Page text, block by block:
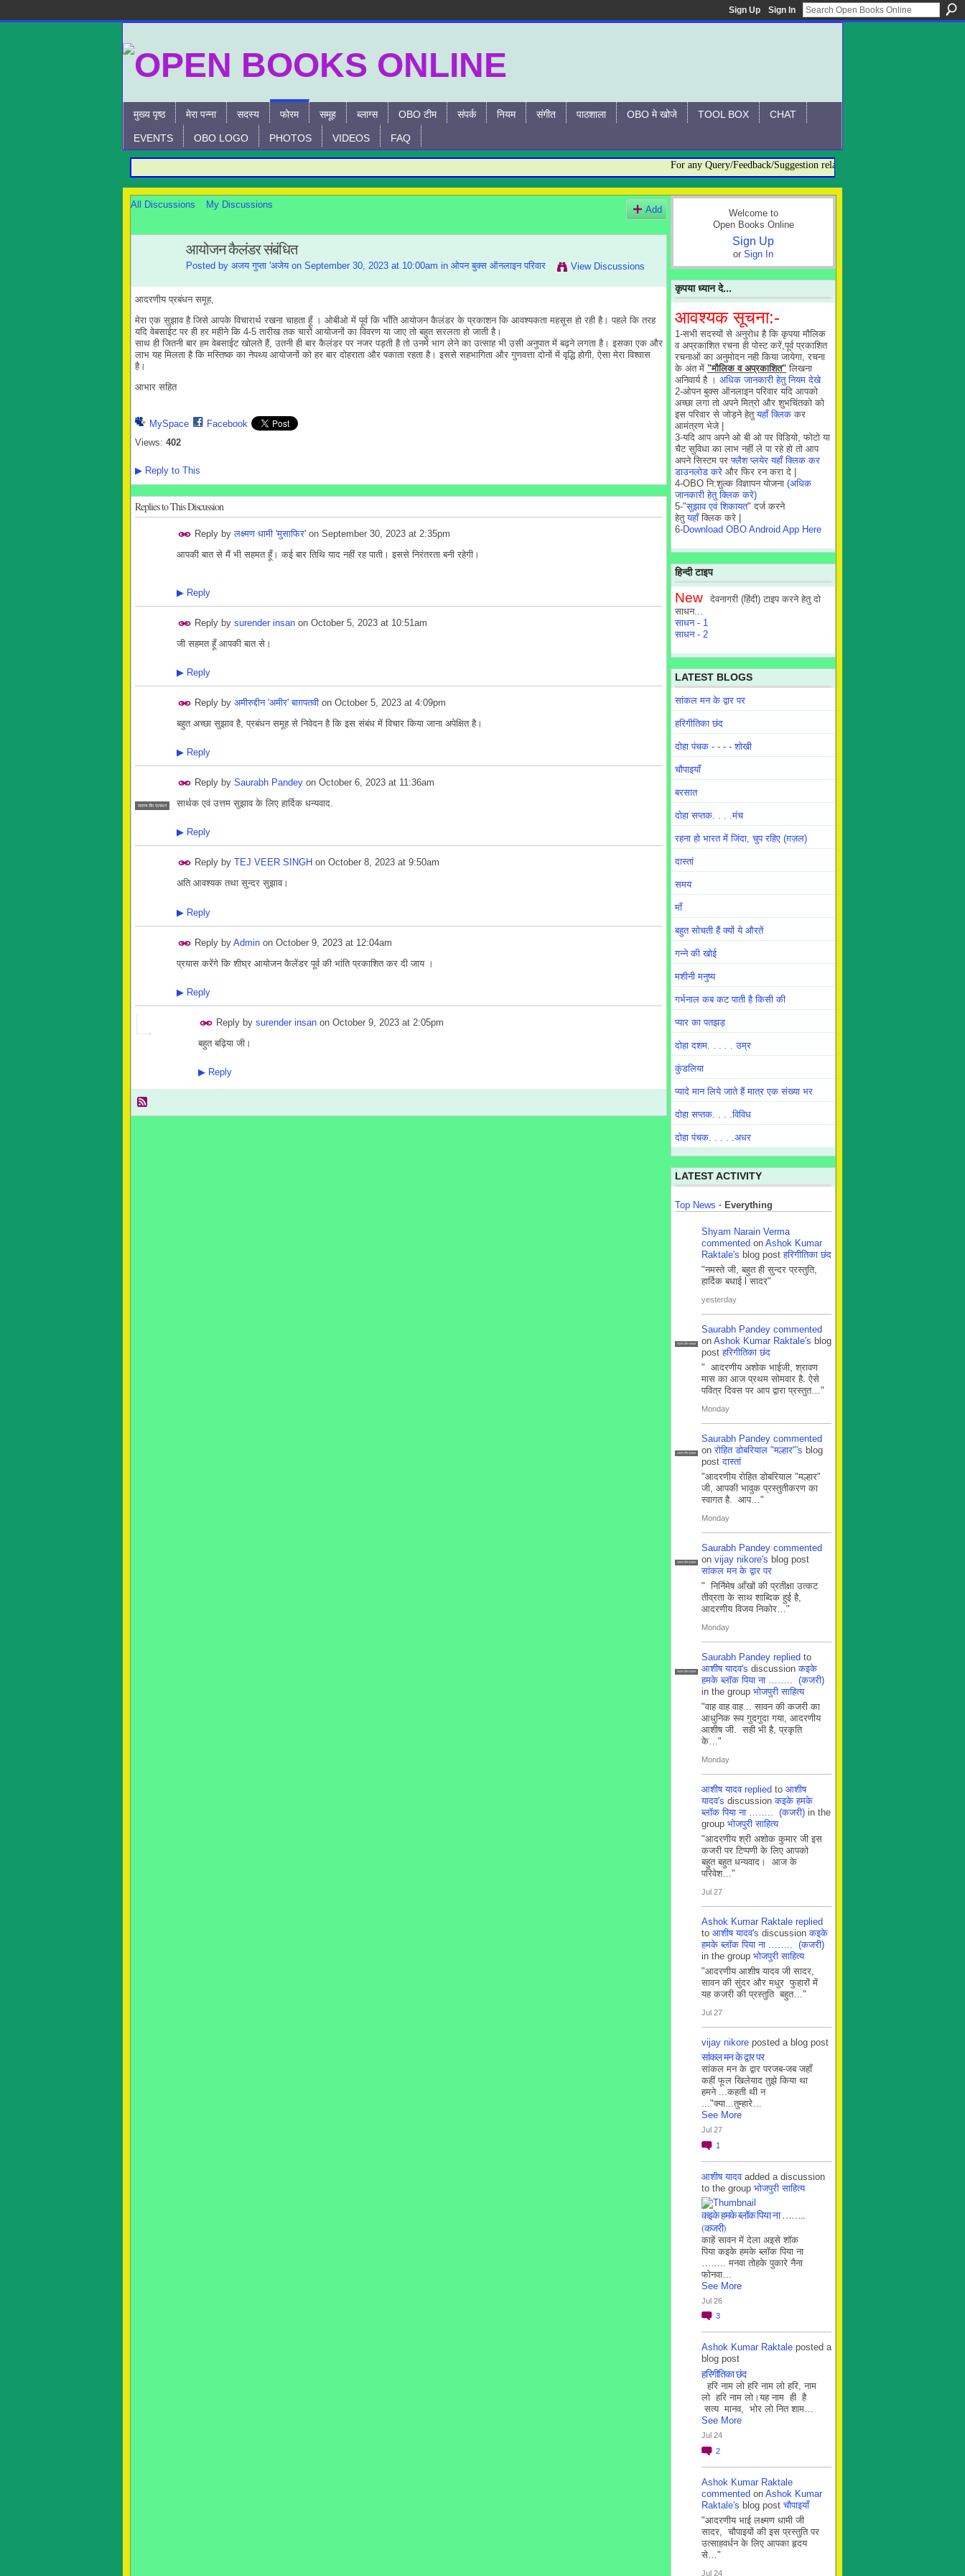
Sign Up Sign In
मुख्य पृष्ठ मेरा पन्ना सदस्य फोरम समूह ब्लाग्स OBO टीम संपर्क नियम संगीत पाठशाला OBO मे खोजे TOOL BOX CHAT
EVENTS OBO LOGO PHOTOS VIDEOS FAQ
For any Query/Feedback/Suggestion related to OBO, please contact:-
All Discussions My Discussions Add
आयोजन कैलंडर संबंधित
Posted by अजय गुप्ता 'अजेयon September 30, 2023 at 10:00am in ओपन बुक्स ऑनलाइन परिवार View Discussions
आदरणीय प्रबंधन समूह,
मेरा एक सुझाव है जिसे आपके विचारार्थ रखना चाहता हूँ । ओबीओ में पूर्व कि भाँति आयोजन कैलंडर के प्रकाशन कि आवश्यकता महसूस हो रही है। पहले कि तरह
यदि वेबसाईट पर ही हर महीने कि 4-5 तारीख तक चारों आयोजनों का विवरण या जाए तो बहुत सरलता हो जाती है।
साथ ही जितनी बार हम वेबसाईट खोलते हैं, उतनी ही बार कैलंडर पर नजर पड़ती है तो उनमें भाग लेने का उत्साह भी उसी अनुपात में बढ़ने लगता है। इसका एक और
लाभ यह मिलता है कि मस्तिष्क का नेपथ्य आयोजनों को हर बार दोहराता और पकाता रहता है। इससे सहभागिता और गुणवत्ता दोनों में वृद्धि होगी, ऐसा मेरा विश्वास
है।
आभार सहित
MySpace
Facebook
Views: 402
▶ Reply to This
Replies to This Discussion
Reply byलक्ष्मण धामी 'मुसाफिर' on September 30, 2023 at 2:35pm
आपकी बात से मैं भी सहमत हूँ। कई बार तिथि याद नहीं रह पाती। इससे निरंतरता बनी रहेगी।
▶ Reply
Reply by surender insan on October 5, 2023 at 10:51am
जी सहमत हूँ आपकी बात से।
▶ Reply
Reply by अमीरुद्दीन 'अमीर' बाग़पतवी on October 5, 2023 at 4:09pm
बहुत अच्छा सुझाव है, प्रबंधन समूह से निवेदन है कि इस संबंध में विचार किया जाना अपेक्षित है।
▶ Reply
सदस्य टीम प्रबंधन
Reply by Saurabh Pandey on October 6, 2023 at 11:36am
सार्थक एवं उत्तम सुझाव के लिए हार्दिक धन्यवाद.
▶ Reply
Reply by TEJ VEER SINGH on October 8, 2023 at 9:50am
अति आवश्यक तथा सुन्दर सुझाव।
▶ Reply
Reply by Admin on October 9, 2023 at 12:04am
प्रयास करेंगे कि शीघ्र आयोजन कैलेंडर पूर्व की भांति प्रकाशित कर दी जाय ।
▶ Reply
Reply by surender insan on October 9, 2023 at 2:05pm
बहुत बढ़िया जी।
▶ Reply
Welcome to
Open Books Online
Sign Up
or Sign In
कृपया ध्यान दे...
आवश्यक सूचना:-
1-सभी सदस्यों से अनुरोध है कि कृपया मौलिक
व अप्रकाशित रचना ही पोस्ट करें,पूर्व प्रकाशित
रचनाओं का अनुमोदन नही किया जायेगा, रचना
के अंत में "मौलिक व अप्रकाशित" लिखना
अनिवार्य है । अधिक जानकारी हेतु नियम देखे
2-ओपन बुक्स ऑनलाइन परिवार यदि आपको
अच्छा लगा तो अपने मित्रो और शुभचिंतको को
इस परिवार से जोड़ने हेतुयहाँ क्लिक कर
आमंत्रण भेजे |
3-यदि आप अपने ओ बी ओ पर विडियो, फोटो या
चैट सुविधा का लाभ नहीं ले पा रहे हो तो आप
अपने सिस्टम परफ्लैश प्लयेर यहाँ क्लिक कर
डाउनलोड करे और फिर रन करा दे |
4-OBO नि:शुल्क विज्ञापन योजना (अधिक
जानकारी हेतु क्लिक करे)
5-"सुझाव एवं शिकायत" दर्ज करने
हेतुयहाँक्लिक करे |
6-Download OBO Android App Here
हिन्दी टाइप
New
देवनागरी (हिंदी) टाइप करने हेतु दो
साधन...
साधन - 1
साधन - 2
LATEST BLOGS
सांकल मन के द्वार पर
हरिगीतिका छंद
दोहा पंचक - - - - शोखी
चौपाइयाँ
बरसात
दोहा सप्तक. . . .मंच
रहना हो भारत में जिंदा, चुप रहिए (ग़ज़ल)
दास्तां
समय
माँ
बहुत सोचती हैं क्यों ये औरतें
गन्ने की खोई
मशीनी मनुष्य
गर्भनाल कब कट पाती है किसी की
प्यार का पतझड़
दोहा दशम. . . . . उम्र
कुंडलिया
प्यादे मान लिये जाते हैं मात्र एक संख्या भर
दोहा सप्तक. . . .विविध
दोहा पंचक. . . . .अधर
LATEST ACTIVITY
Top News · Everything
Shyam Narain Verma
commented on Ashok Kumar
Raktale's blog postहरिगीतिका छंद
"नमस्ते जी, बहुत ही सुन्दर प्रस्तुति,
हार्दिक बधाई l सादर"
yesterday
सदस्य टीम प्रबंधन
Saurabh Pandey commented
on Ashok Kumar Raktale's blog
postहरिगीतिका छंद
" आदरणीय अशोक भाईजी, श्रावण
मास का आज प्रथम सोमवार है. ऐसे
पवित्र दिवस पर आप द्वारा प्रस्तुत…"
Monday
सदस्य टीम प्रबंधन
Saurabh Pandey commented
onरोहित डोबरियाल "मल्हार"'s blog
postदास्तां
"आदरणीय रोहित डोबरियाल "मल्हार"
जी, आपकी भावुक प्रस्तुतीकरण का
स्वागत है. आप…"
Monday
सदस्य टीम प्रबंधन
Saurabh Pandey commented
on vijay nikore's blog post
सांकल मन के द्वार पर
" निर्निमेष आँखों की प्रतीक्षा उत्कट
तीव्रता के साथ शाब्दिक हुई है,
आदरणीय विजय निकोर…"
Monday
सदस्य टीम प्रबंधन
Saurabh Pandey replied to
आशीष यादव's discussionकइके
हमके ब्लाॅक पिया ना …….. (कजरी)
in the group भोजपुरी साहित्य
"वाह वाह वाह .. सावन की कजरी का
आधुनिक रूप गुदगुदा गया, आदरणीय
आशीष जी. सही भी है, प्रकृति
के…"
Monday
आशीष यादव replied to आशीष
यादव's discussionकइके हमके
ब्लाॅक पिया ना …….. (कजरी) in the
group भोजपुरी साहित्य
"आदरणीय श्री अशोक कुमार जी इस
कजरी पर टिप्पणी के लिए आपको
बहुत बहुत धन्यवाद। आज के
परिवेश…"
Jul 27
Ashok Kumar Raktale replied
to आशीष यादव's discussionकइके
हमके ब्लाॅक पिया ना …….. (कजरी)
in the group भोजपुरी साहित्य
"आदरणीय आशीष यादव जी सादर,
सावन की सुंदर और मधुर फुहारों में
यह कजरी की प्रस्तुति बहुत…"
Jul 27
vijay nikore posted a blog post
सांकल मन के द्वार पर
सांकल मन के द्वार परजब-जब जहाँ
कहीं फूल खिलेयाद तुझे किया था
हमने ...कहती थी न
..."क्या...तुम्हारे…
See More
Jul 27
1
आशीष यादवadded a discussion
to the group भोजपुरी साहित्य
कइके हमके ब्लाॅक पिया ना ……..
(कजरी)
काहें सावन में देला अइसे शॉक
पिया कइके हमके ब्लाॅक पिया ना
…….. मनवा तोहके पुकारे नैना
फोनवा…
See More
Jul 26
3
Ashok Kumar Raktale posted a
blog post
हरिगीतिका छंद
हरि नाम लो हरि नाम लो हरि, नाम
लो हरि नाम लो।यह नाम ही है
सत्य मानव, भोर लो नित शाम…
See More
Jul 24
2
Ashok Kumar Raktale
commented on Ashok Kumar
Raktale's blog postचौपाइयाँ
"आदरणीय भाई लक्ष्मण धामी जी
सादर, चौपाइयों की इस प्रस्तुति पर
उत्साहवर्धन के लिए आपका हृदय
से…"
Jul 24